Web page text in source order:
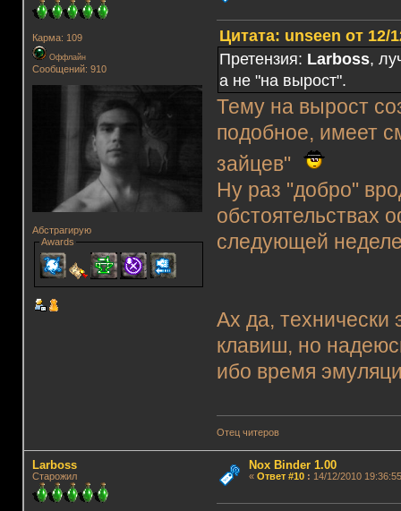
Карма: 109
Оффлайн
Сообщений: 910
Абстрагирую
Awards
Цитата: unseen от 12/
Претензия: Larboss,
а не "на вырост".
Тему на вырост
подобное, имеет
зайцев"
Ну раз "добро"
обстоятельствах
следующей
Ах да,
клавиш, но
ибо время
Отец читеров
Lаrboss
Старожил
Nox Binder 1.00
« Ответ #10: 14/12/2010